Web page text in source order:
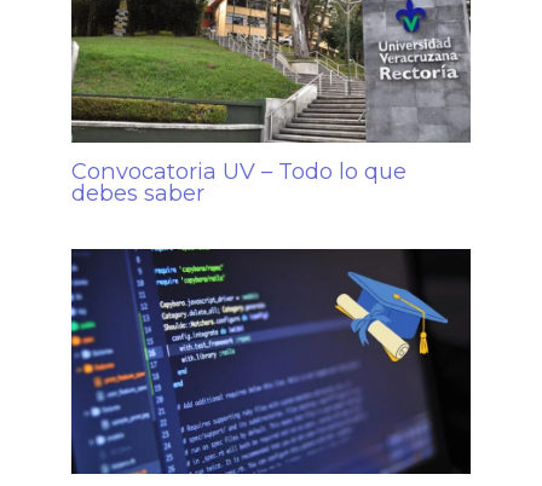
Convocatoria UV – Todo lo que
debes saber